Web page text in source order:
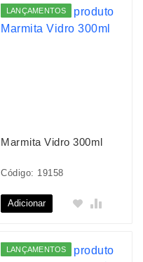
LANÇAMENTOS
Marmita Vidro 300ml
Código: 19158
Adicionar
LANÇAMENTOS